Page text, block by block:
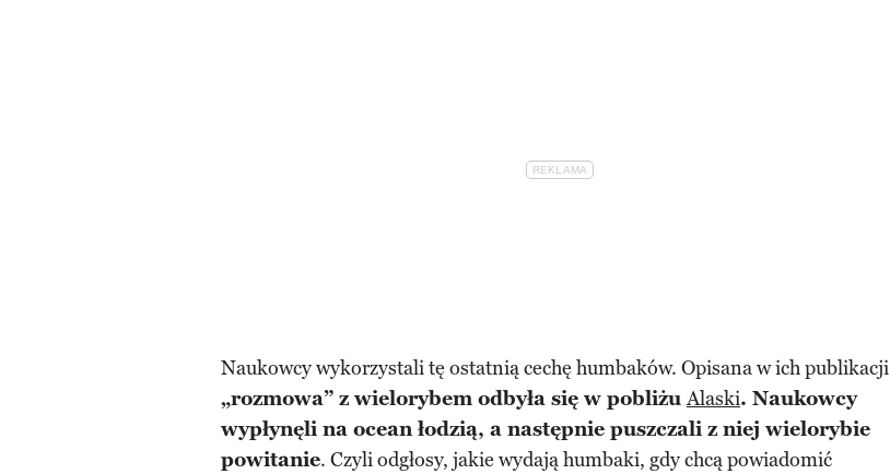
Naukowcy wykorzystali tę ostatnią cechę humbaków. Opisana w ich publikacji
„rozmowa” z wielorybem odbyła się w pobliżuAlaski. Naukowcy
wypłynęli na ocean łodzią, a następnie puszczali z niej wielorybie
powitanie. Czyli odgłosy, jakie wydają humbaki, gdy chcą powiadomić